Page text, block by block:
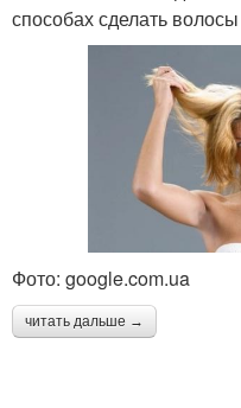
способах сделать
Фото: google.com.ua
читать дальше →